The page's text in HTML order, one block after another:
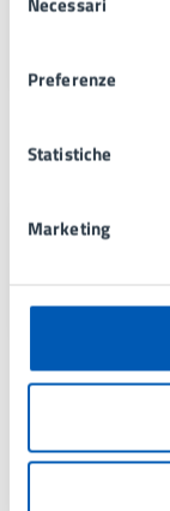
del
Preferenze
Statistiche
Marketing
Unità
Elettorale e
Elezioni